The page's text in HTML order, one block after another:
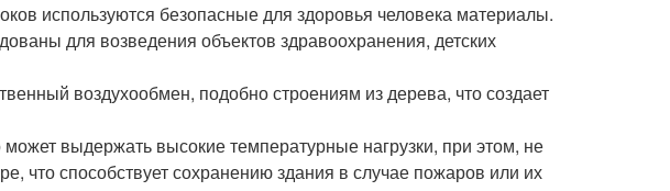
используются безопасные для здоровья человека материалы.
для возведения объектов здравоохранения, детских
воздухообмен, подобно строениям из дерева, что создает
может выдержать высокие температурные нагрузки, при этом, не
что способствует сохранению здания в случае пожаров или их